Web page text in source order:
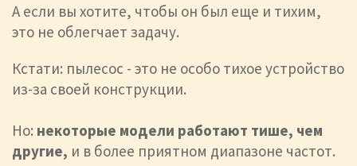
А если вы хотите, чтобы он был еще и тихим,
это не облегчает задачу.
Кстати: пылесос - это не особо тихое устройство
из-за своей конструкции.
Но: некоторые модели работают тише, чем
другие, и в более приятном диапазоне частот.